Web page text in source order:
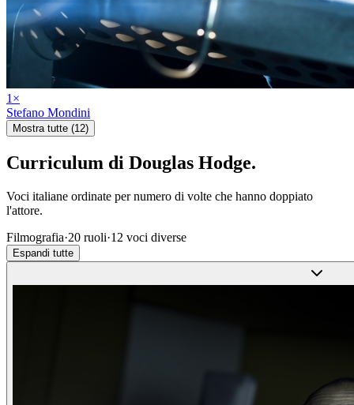
1 ×
Stefano Mondini
Mostra tutte (12)
Curriculum di Douglas Hodge.
Voci italiane ordinate per numero di volte che hanno doppiato
l'attore.
Filmografia·20 ruoli·12 voci diverse
Espandi tutte